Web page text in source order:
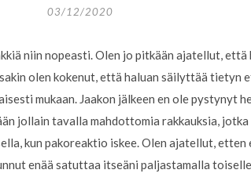
03/12/2020
niin nopeasti. Olen jo pitkään ajatellut, että
olen kokenut, että haluan säilyttää tietyn
mukaan. Jaakon jälkeen en ole pystynyt
jollain tavalla mahdottomia rakkauksia,
kun pakoreaktio iskee. Olen ajatellut, etten
enää satuttaa itseäni paljastamalla